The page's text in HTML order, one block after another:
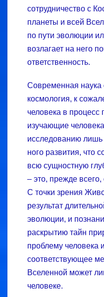
сотрудничество с
планеты и всей
по пути эволюции
возлагает на него
ответственность.
Современная наука
космология, к
человека в процесс
изучающие
исследованию
ного развития, что
всю сущностную
– это, прежде
С точки зрения
результат
эволюции, и
раскрытию тайн
проблему человека
соответствующее
Вселенной может
человеке.